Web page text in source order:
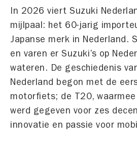
In 2026 viert Suzuki
mijlpaal: het 60-jarig
Japanse merk in Nederland.
en varen er Suzuki’s op
wateren. De geschiedenis
Nederland begon met de
motorfiets; de T20,
werd gegeven voor zes
innovatie en passie voor